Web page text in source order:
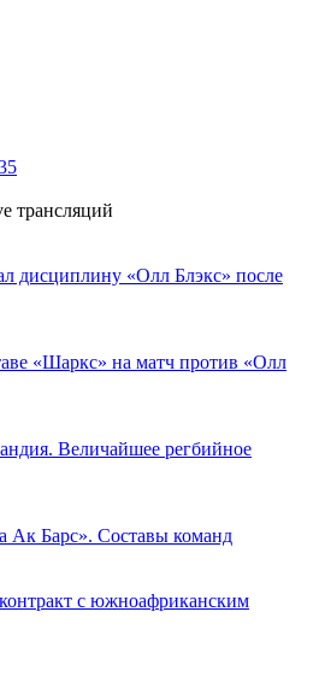
трансляций
дисциплину «Олл Блэкс» после
«Шаркс» на матч против «Олл
Величайшее регбийное
Барс». Составы команд
с южноафриканским